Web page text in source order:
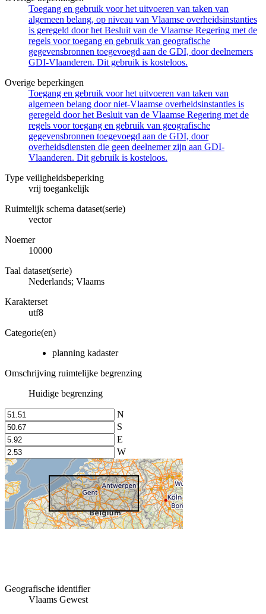
Toegang en gebruik voor het uitvoeren van taken van
algemeen belang, op niveau van Vlaamse overheidsinstanties
is geregeld door het Besluit van de Vlaamse Regering met de
regels voor toegang en gebruik van geografische
gegevensbronnen toegevoegd aan de GDI, door deelnemers
GDI-Vlaanderen. Dit gebruik is kosteloos.
Overige beperkingen
Toegang en gebruik voor het uitvoeren van taken van
algemeen belang door niet-Vlaamse overheidsinstanties is
geregeld door het Besluit van de Vlaamse Regering met de
regels voor toegang en gebruik van geografische
gegevensbronnen toegevoegd aan de GDI, door
overheidsdiensten die geen deelnemer zijn aan GDI-
Vlaanderen. Dit gebruik is kosteloos.
Type veiligheidsbeperking
vrij toegankelijk
Ruimtelijk schema dataset(serie)
vector
Noemer
10000
Taal dataset(serie)
Nederlands; Vlaams
Karakterset
utf8
Categorie(en)
planning kadaster
Omschrijving ruimtelijke begrenzing
Huidige begrenzing
N
S
E
W
Geografische identifier
Vlaams Gewest